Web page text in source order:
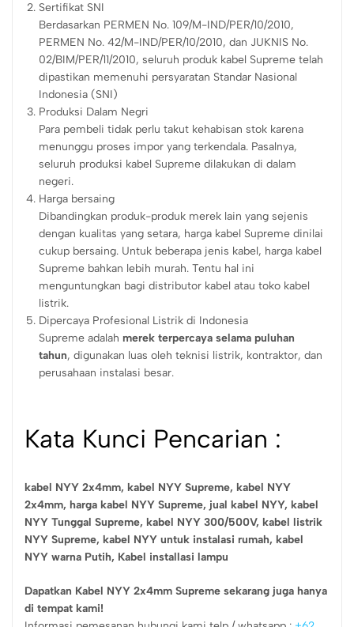
Sertifikat SNI
Berdasarkan PERMEN No. 109/M-IND/PER/10/2010,
PERMEN No. 42/M-IND/PER/10/2010, dan JUKNIS No.
02/BIM/PER/11/2010, seluruh produk kabel Supreme telah
dipastikan memenuhi persyaratan Standar Nasional
Indonesia (SNI)
Produksi Dalam Negri
Para pembeli tidak perlu takut kehabisan stok karena
menunggu proses impor yang terkendala. Pasalnya,
seluruh produksi kabel Supreme dilakukan di dalam
negeri.
Harga bersaing
Dibandingkan produk-produk merek lain yang sejenis
dengan kualitas yang setara, harga kabel Supreme dinilai
cukup bersaing. Untuk beberapa jenis kabel, harga kabel
Supreme bahkan lebih murah. Tentu hal ini
menguntungkan bagi distributor kabel atau toko kabel
listrik.
Dipercaya Profesional Listrik di Indonesia
Supreme adalahmerek terpercaya selama puluhan
tahun, digunakan luas oleh teknisi listrik, kontraktor, dan
perusahaan instalasi besar.
Kata Kunci Pencarian :
kabel NYY 2x4mm, kabel NYY Supreme, kabel NYY
2x4mm, harga kabel NYY Supreme, jual kabel NYY, kabel
NYY Tunggal Supreme, kabel NYY 300/500V, kabel listrik
NYY Supreme, kabel NYY untuk instalasi rumah, kabel
NYY warna Putih, Kabel installasi lampu
Dapatkan Kabel NYY 2x4mm Supreme sekarang juga hanya
di tempat kami!